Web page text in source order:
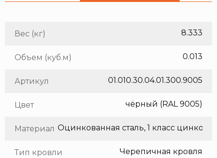
Вес (кг) 8.333
Объем (куб.м) 0.013
Артикул 01.010.30.04.01.300.9005
Цвет чёрный (RAL 9005)
Материал
Тип кровли Черепичная кровля